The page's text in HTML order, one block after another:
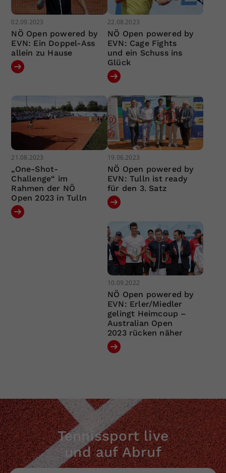
02.09.2023
NÖ Open powered by
EVN: Ein Doppel-Ass
allein zu Hause
22.08.2023
NÖ Open powered by
EVN: Cage Fights
und ein Schuss ins
Glück
21.08.2023
„One-Shot-
Challenge“ im
Rahmen der NÖ
Open 2023 in Tulln
19.06.2023
NÖ Open powered by
EVN: Tulln ist ready
für den 3. Satz
10.09.2022
NÖ Open powered by
EVN: Erler/Miedler
gelingt Heimcoup –
Australian Open
2023 rücken näher
Tennissport live
und auf Abruf